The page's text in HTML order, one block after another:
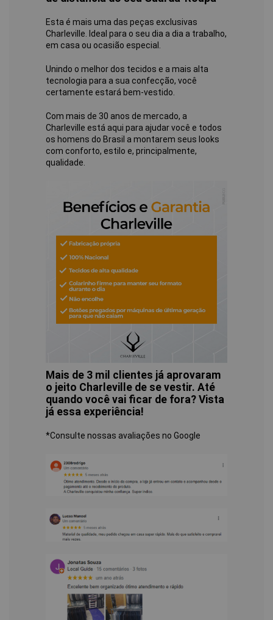
Esta é mais uma das peças exclusivas
Charleville. Ideal para o seu dia a dia a trabalho,
em casa ou ocasião especial.
Unindo o melhor dos tecidos e a mais alta
tecnologia para a sua confecção, você
certamente estará bem-vestido.
Com mais de 30 anos de mercado, a
Charleville está aqui para ajudar você e todos
os homens do Brasil a montarem seus looks
com conforto, estilo e, principalmente,
qualidade.
Mais de 3 mil clientes já aprovaram
o jeito Charleville de se vestir. Até
quando você vai ficar de fora? Vista
já essa experiência!
*Consulte nossas avaliações no Google